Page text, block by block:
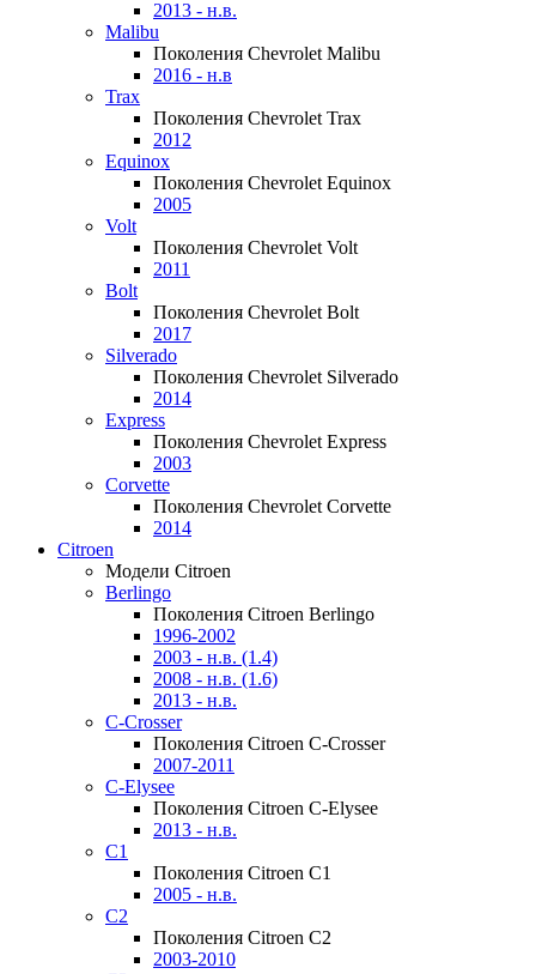
2013 - н.в.
Malibu
Поколения Chevrolet Malibu
2016 - н.в
Trax
Поколения Chevrolet Trax
2012
Equinox
Поколения Chevrolet Equinox
2005
Volt
Поколения Chevrolet Volt
2011
Bolt
Поколения Chevrolet Bolt
2017
Silverado
Поколения Chevrolet Silverado
2014
Express
Поколения Chevrolet Express
2003
Corvette
Поколения Chevrolet Corvette
2014
Citroen
Модели Citroen
Berlingo
Поколения Citroen Berlingo
1996-2002
2003 - н.в. (1.4)
2008 - н.в. (1.6)
2013 - н.в.
C-Crosser
Поколения Citroen C-Crosser
2007-2011
C-Elysee
Поколения Citroen C-Elysee
2013 - н.в.
C1
Поколения Citroen C1
2005 - н.в.
C2
Поколения Citroen C2
2003-2010